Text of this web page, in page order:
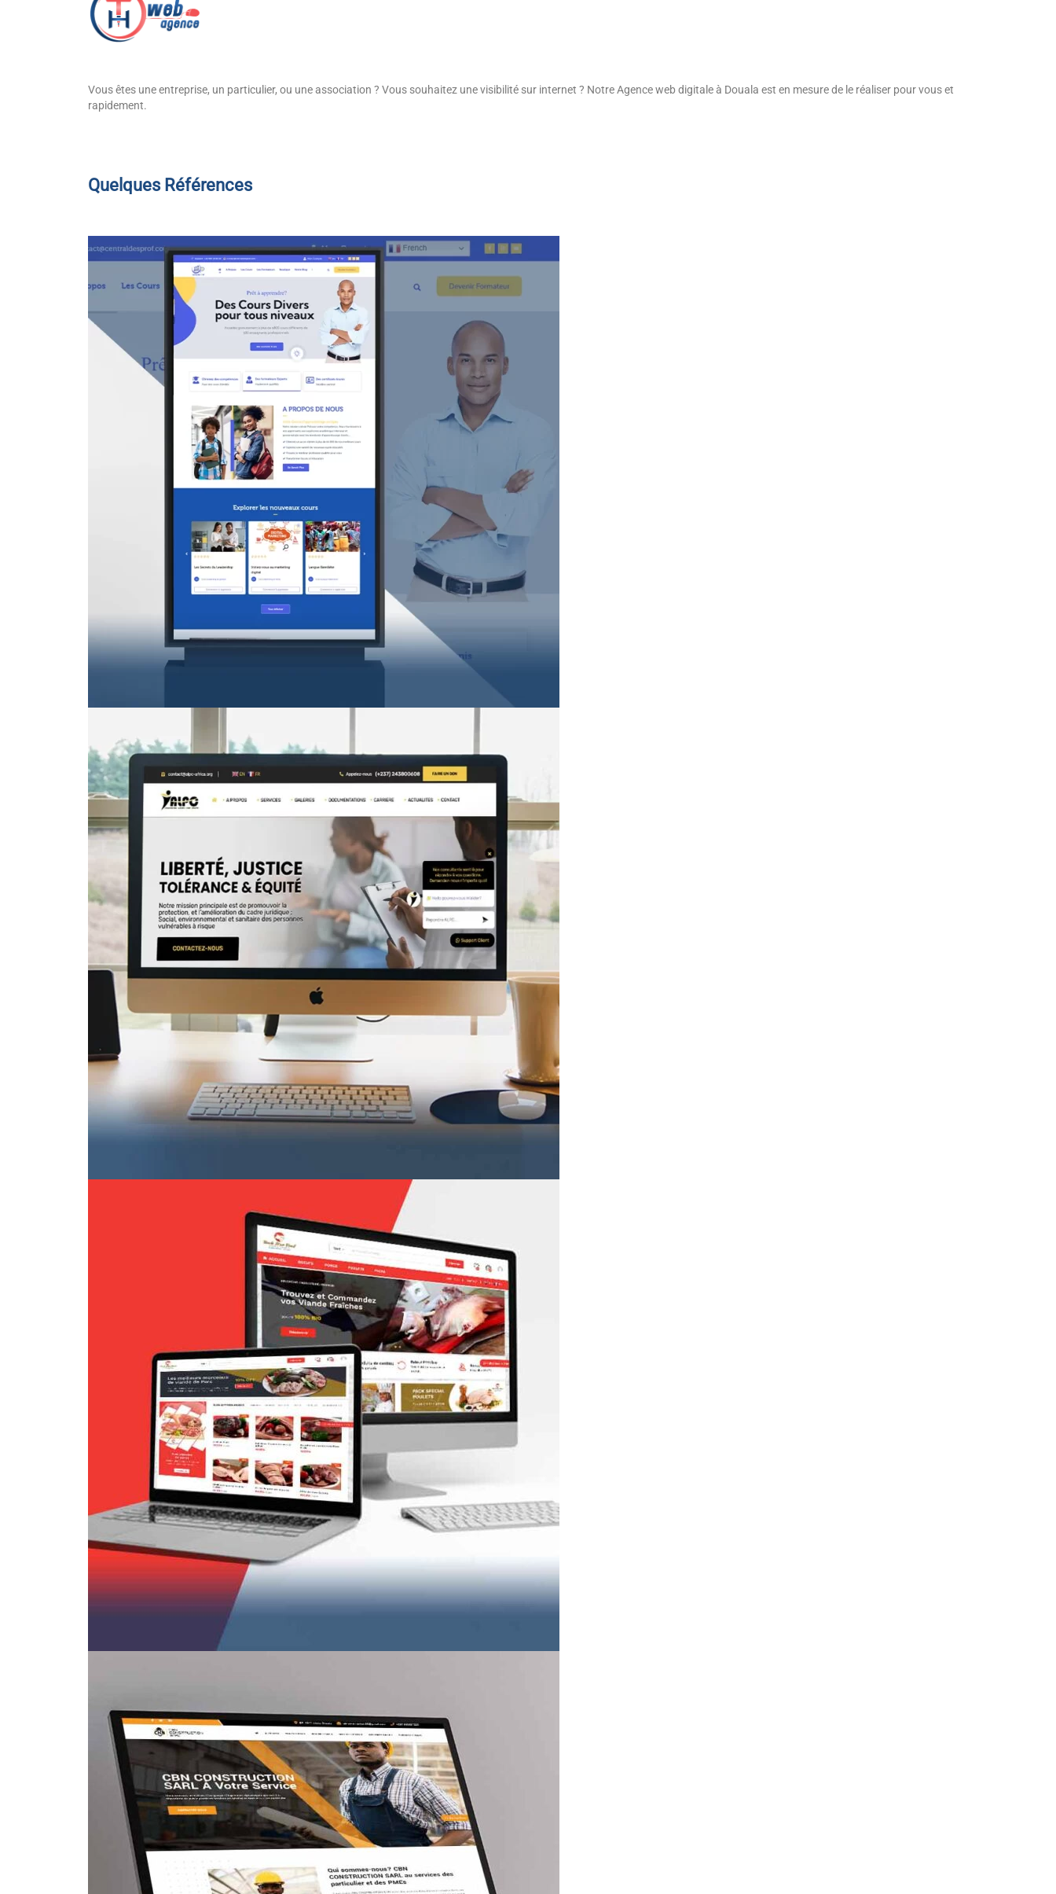
Vous êtes une entreprise, un particulier, ou une association ? Vous souhaitez une visibilité sur internet ? Notre Agence web digitale à Douala est en mesure de le réaliser pour vous et
rapidement.
Quelques Références